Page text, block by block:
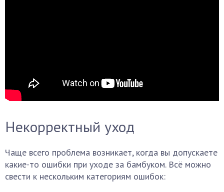
Некорректный уход
Чаще всего проблема возникает, когда вы допускаете
какие-то ошибки при уходе за бамбуком. Всё можно
свести к нескольким категориям ошибок: